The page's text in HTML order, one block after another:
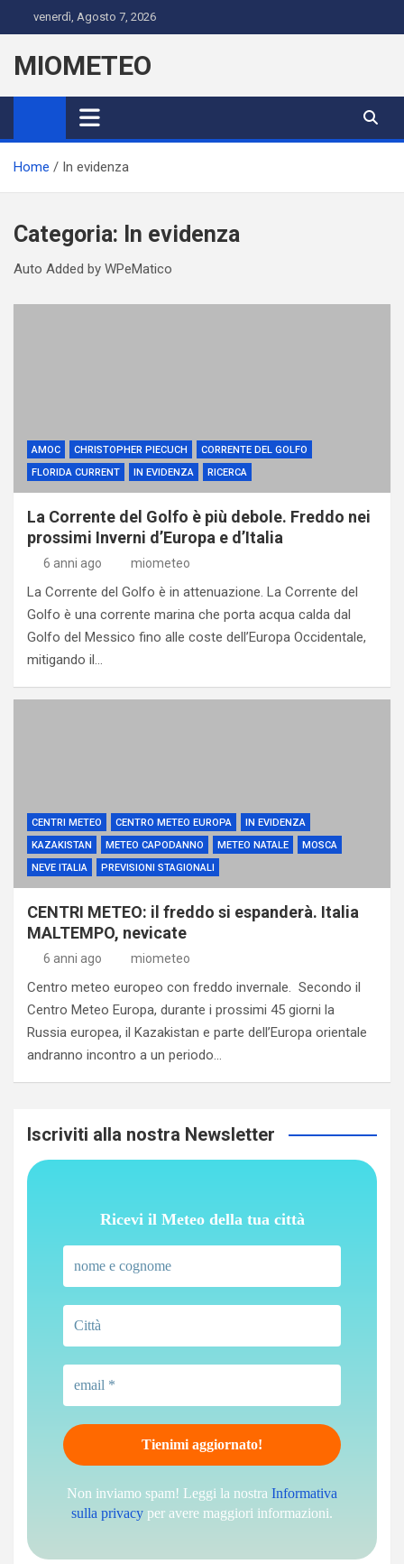
to
content
venerdì, Agosto 7, 2026
MIOMETEO
Home In evidenza
Categoria: In evidenza
Auto Added by WPeMatico
AMOC CHRISTOPHER PIECUCH
CORRENTE DEL GOLFO
FLORIDA CURRENT
IN EVIDENZA RICERCA
La Corrente del Golfo è più debole. Freddo nei
prossimi Inverni d’Europa e d’Italia
6 anni ago miometeo
La Corrente del Golfo è in attenuazione. La Corrente del
Golfo è una corrente marina che porta acqua calda dal
Golfo del Messico fino alle coste dell’Europa Occidentale,
mitigando il…
CENTRI METEO CENTRO METEO EUROPA
IN EVIDENZA
KAZAKISTAN
METEO CAPODANNO METEO NATALE
MOSCA
NEVE ITALIA
PREVISIONI STAGIONALI
CENTRI METEO: il freddo si espanderà. Italia
MALTEMPO, nevicate
6 anni ago miometeo
Centro meteo europeo con freddo invernale. Secondo il
Centro Meteo Europa, durante i prossimi 45 giorni la
Russia europea, il Kazakistan e parte dell’Europa orientale
andranno incontro a un periodo…
Iscriviti alla nostra Newsletter
Ricevi il Meteo della tua città
Non inviamo spam! Leggi la nostra Informativa
sulla privacy per avere maggiori informazioni.